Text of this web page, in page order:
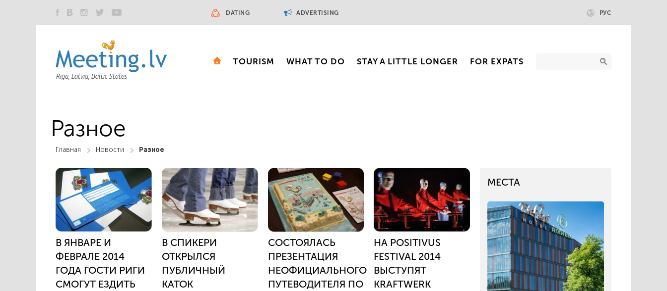
DATING ADVERTISING РУС
Riga, Latvia, Baltic States
TOURISM WHAT TO DO STAY A LITTLE LONGER FOR EXPATS
Разное
Главная Новости Разное
В ЯНВАРЕ И
ФЕВРАЛЕ 2014
ГОДА ГОСТИ РИГИ
СМОГУТ ЕЗДИТЬ
В СПИКЕРИ
ОТКРЫЛСЯ
ПУБЛИЧНЫЙ
КАТОК
СОСТОЯЛАСЬ
ПРЕЗЕНТАЦИЯ
НЕОФИЦИАЛЬНОГО
ПУТЕВОДИТЕЛЯ ПО
НА POSITIVUS
FESTIVAL 2014
ВЫСТУПЯТ
KRAFTWERK
МЕСТА